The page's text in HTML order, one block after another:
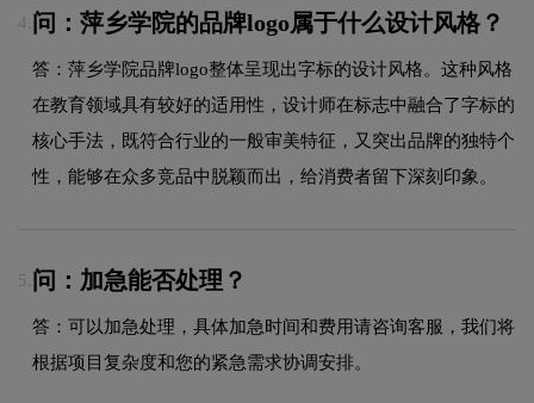
4. 问：萍乡学院的品牌logo属于什么设计风格？
答：萍乡学院品牌logo整体呈现出字标的设计风格。这种风格
在教育领域具有较好的适用性，设计师在标志中融合了字标的
核心手法，既符合行业的一般审美特征，又突出品牌的独特个
性，能够在众多竞品中脱颖而出，给消费者留下深刻印象。
5. 问：加急能否处理？
答：可以加急处理，具体加急时间和费用请咨询客服，我们将
根据项目复杂度和您的紧急需求协调安排。